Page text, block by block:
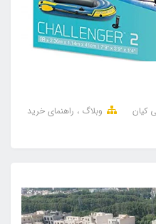
کیان وبلاگ
راهنمای خرید